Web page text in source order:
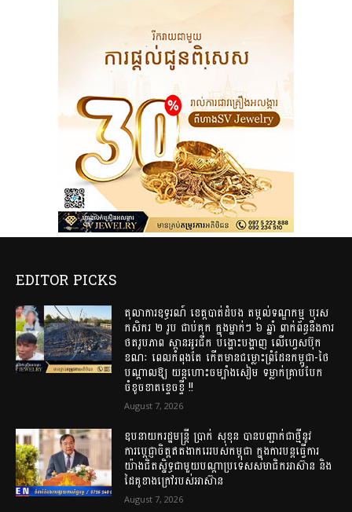
EDITOR PICKS
តុលាការឧទ្ធរណ៍ ខេត្តបាត់ដំបង តម្កល់ទណ្ឌកម្ម បុរស
កសិករ ២ រូប ជាប់គុក ក្នុងម្នាក់ៗ ៦ ឆ្នាំ ពាក់ព័ន្ធនឹងការ
ថតរូបភាព ស្ពានអូរជីក បង្ហោះបង្ហាញ លើហ្វេសប៊ុក
ខណៈ ពេលកំពុងតែ កើតមានជម្លោះព្រំដែនកម្ពុជា-ថៃ
បណ្តាលឱ្យ យន្តហោះចម្បាំងសៀម ទម្លាក់គ្រាប់បែក
ចំខូចខាតខ្ទេចខ្ទី !!
August 7, 2026
ឧបនាយករដ្ឋមន្ត្រី ប្រាក់ សុខុន បានបញ្ជាក់ជាថ្មីនូវ
ការប្តេជ្ញាចិត្តឥតងាករេរបស់កម្ពុជា ក្នុងការបន្តធ្វើការ
យ៉ាងជិតស្និទ្ធជាមួយបណ្ដាប្រទេសសមាជិកអាស៊ាន និង
ដៃគូខាងក្រៅរបស់អាស៊ាន
August 7, 2026